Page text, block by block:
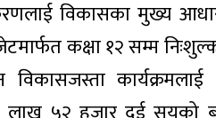
विकासका मुख्य
कक्षा १२ सम्म
विकासजस्ता